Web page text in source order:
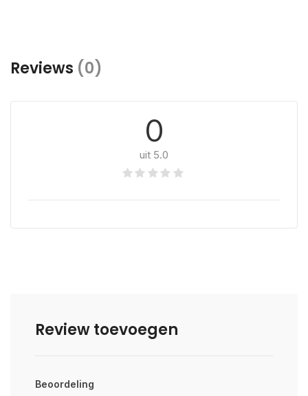
Reviews (0)
0
uit 5.0
Review toevoegen
Beoordeling